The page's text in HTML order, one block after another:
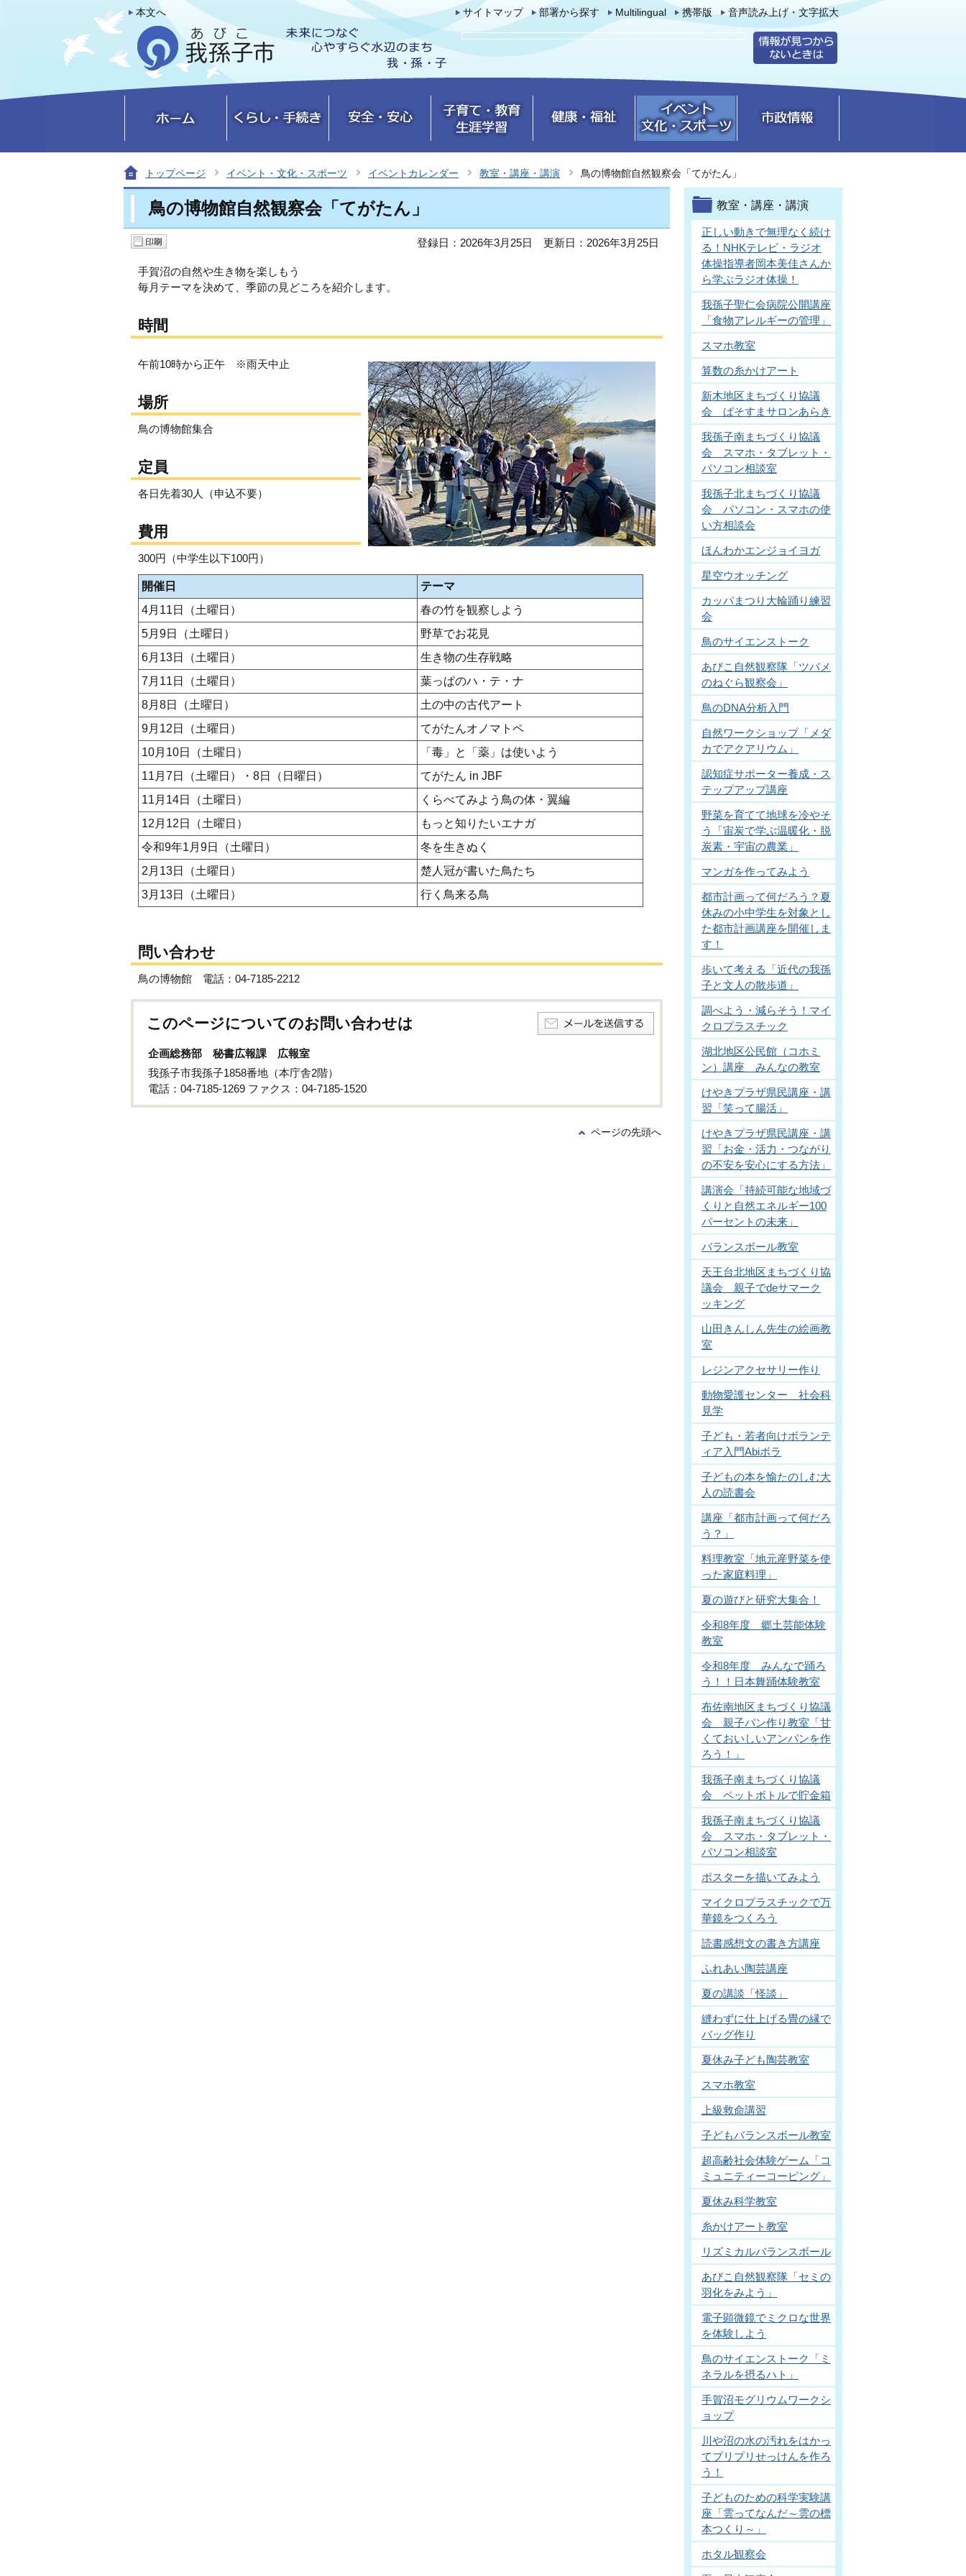
本文へ サイトマップ 部署から探す Multilingual 携帯版 音声読み上げ・文字拡大
トップページ イベント・文化・スポーツ イベントカレンダー 教室・講座・講演 鳥の博物館自然観察会「てがたん」
鳥の博物館自然観察会「てがたん」
登録日：2026年3月25日 更新日：2026年3月25日
手賀沼の自然や生き物を楽しもう
毎月テーマを決めて、季節の見どころを紹介します。
時間
午前10時から正午 ※雨天中止
場所
鳥の博物館集合
定員
各日先着30人（申込不要）
費用
300円（中学生以下100円）
開催日
テーマ
4月11日（土曜日）
春の竹を観察しよう
5月9日（土曜日）
野草でお花見
6月13日（土曜日）
生き物の生存戦略
7月11日（土曜日）
葉っぱのハ・テ・ナ
8月8日（土曜日）
土の中の古代アート
9月12日（土曜日）
てがたんオノマトペ
10月10日（土曜日）
「毒」と「薬」は使いよう
11月7日（土曜日）・8日（日曜日）
てがたん in JBF
11月14日（土曜日）
くらべてみよう鳥の体・翼編
12月12日（土曜日）
もっと知りたいエナガ
令和9年1月9日（土曜日）
冬を生きぬく
2月13日（土曜日）
楚人冠が書いた鳥たち
3月13日（土曜日）
行く鳥来る鳥
問い合わせ
鳥の博物館 電話：04-7185-2212
このページについてのお問い合わせは
企画総務部 秘書広報課 広報室
我孫子市我孫子1858番地（本庁舎2階）
電話：04-7185-1269 ファクス：04-7185-1520
ページの先頭へ
教室・講座・講演
正しい動きで無理なく続け
る！NHKテレビ・ラジオ
体操指導者岡本美佳さんか
ら学ぶラジオ体操！
我孫子聖仁会病院公開講座
「食物アレルギーの管理」
スマホ教室
算数の糸かけアート
新木地区まちづくり協議
会 ぱそすまサロンあらき
我孫子南まちづくり協議
会 スマホ・タブレット・
パソコン相談室
我孫子北まちづくり協議
会 パソコン・スマホの使
い方相談会
ほんわかエンジョイヨガ
星空ウオッチング
カッパまつり大輪踊り練習
会
鳥のサイエンストーク
あびこ自然観察隊「ツバメ
のねぐら観察会」
鳥のDNA分析入門
自然ワークショップ「メダ
カでアクアリウム」
認知症サポーター養成・ス
テップアップ講座
野菜を育てて地球を冷やそ
う「宙炭で学ぶ温暖化・脱
炭素・宇宙の農業」
マンガを作ってみよう
都市計画って何だろう？夏
休みの小中学生を対象とし
た都市計画講座を開催しま
す！
歩いて考える「近代の我孫
子と文人の散歩道」
調べよう・減らそう！マイ
クロプラスチック
湖北地区公民館（コホミ
ン）講座 みんなの教室
けやきプラザ県民講座・講
習「笑って腸活」
けやきプラザ県民講座・講
習「お金・活力・つながり
の不安を安心にする方法」
講演会「持続可能な地域づ
くりと自然エネルギー100
パーセントの未来」
バランスボール教室
天王台北地区まちづくり協
議会 親子でdeサマーク
ッキング
山田きんしん先生の絵画教
室
レジンアクセサリー作り
動物愛護センター 社会科
見学
子ども・若者向けボランテ
ィア入門Abiボラ
子どもの本を愉たのしむ大
人の読書会
講座「都市計画って何だろ
う？」
料理教室「地元産野菜を使
った家庭料理」
夏の遊びと研究大集合！
令和8年度 郷土芸能体験
教室
令和8年度 みんなで踊ろ
う！！日本舞踊体験教室
布佐南地区まちづくり協議
会 親子パン作り教室「甘
くておいしいアンパンを作
ろう！」
我孫子南まちづくり協議
会 ペットボトルで貯金箱
我孫子南まちづくり協議
会 スマホ・タブレット・
パソコン相談室
ポスターを描いてみよう
マイクロプラスチックで万
華鏡をつくろう
読書感想文の書き方講座
ふれあい陶芸講座
夏の講談「怪談」
縫わずに仕上げる畳の縁で
バッグ作り
夏休み子ども陶芸教室
スマホ教室
上級救命講習
子どもバランスボール教室
超高齢社会体験ゲーム「コ
ミュニティーコーピング」
夏休み科学教室
糸かけアート教室
リズミカルバランスボール
あびこ自然観察隊「セミの
羽化をみよう」
電子顕微鏡でミクロな世界
を体験しよう
鳥のサイエンストーク「ミ
ネラルを摂るハト」
手賀沼モグリウムワークシ
ョップ
川や沼の水の汚れをはかっ
てプリプリせっけんを作ろ
う！
子どものための科学実験講
座「雲ってなんだ～雲の標
本つくり～」
ホタル観察会